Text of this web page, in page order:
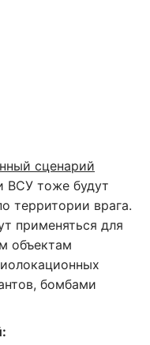
сценарий
ВСУ тоже будут
территории врага.
применяться для
объектам
бомбами